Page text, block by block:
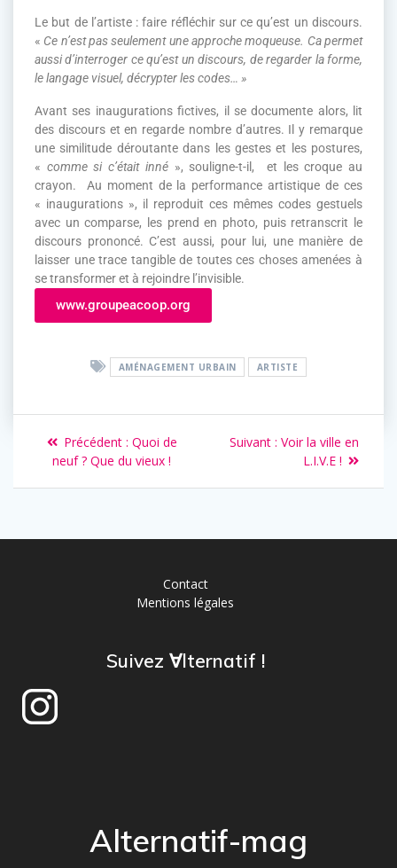
Le but de l’artiste : faire réfléchir sur ce qu’est un discours.
« Ce n’est pas seulement une approche moqueuse. Ca permet
aussi d’interroger ce qu’est un discours, de regarder la forme,
le langage visuel, décrypter les codes… »
Avant ses inaugurations fictives, il se documente alors, lit
des discours et en regarde nombre d’autres. Il y remarque
une similitude déroutante dans les gestes et les postures,
« comme si c’était inné», souligne-t-il, et les croque au
crayon. Au moment de la performance artistique de ces
« inaugurations », il reproduit ces mêmes codes gestuels
avec un comparse, les prend en photo, puis retranscrit le
discours prononcé. C’est aussi, pour lui, une manière de
laisser une trace tangible de toutes ces choses amenées à
se transformer et à rejoindre l’invisible.
www.groupeacoop.org
AMÉNAGEMENT URBAIN ARTISTE
Précédent : Quoi de
neuf ? Que du vieux !
Suivant : Voir la ville en
L.I.V.E !
Contact
Mentions légales
Suivez ∀lternatif !
Alternatif-mag